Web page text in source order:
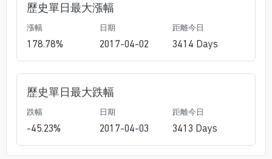
歷史單日最大漲幅
漲幅
178.78%
日期
2017-04-02
距離今日
3414 Days
歷史單日最大跌幅
跌幅
-45.23%
日期
2017-04-03
距離今日
3413 Days